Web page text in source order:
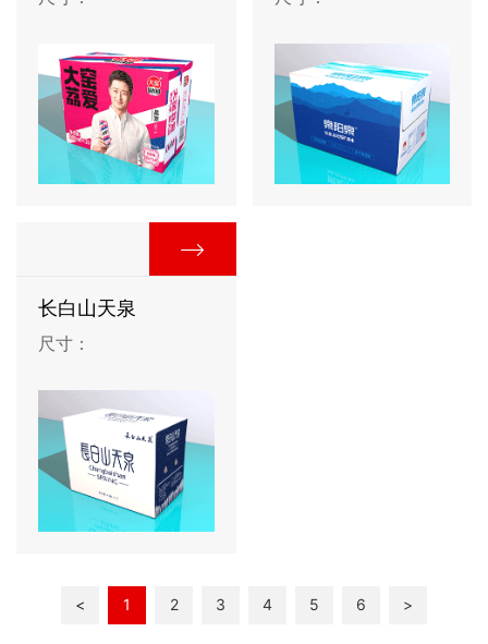
长白山天泉
尺寸：
< 1 2 3 4 5 6 >